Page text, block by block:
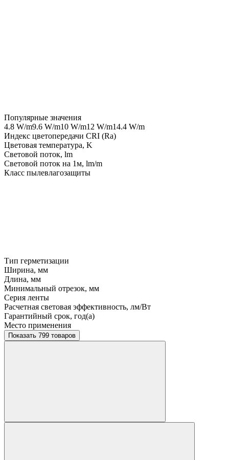
Популярные значения
4.8 W/m9.6 W/m10 W/m12 W/m14.4 W/m
Индекс цветопередачи CRI (Ra)
Цветовая температура, K
Световой поток, lm
Световой поток на 1м, lm/m
Класс пылевлагозащиты
Тип герметизации
Ширина, мм
Длина, мм
Минимальный отрезок, мм
Серия ленты
Расчетная световая эффективность, лм/Вт
Гарантийный срок, год(а)
Место применения
Показать 799 товаров